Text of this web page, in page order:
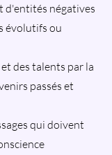
d'entités négatives
évolutifs ou
des talents par la
passés et
qui doivent